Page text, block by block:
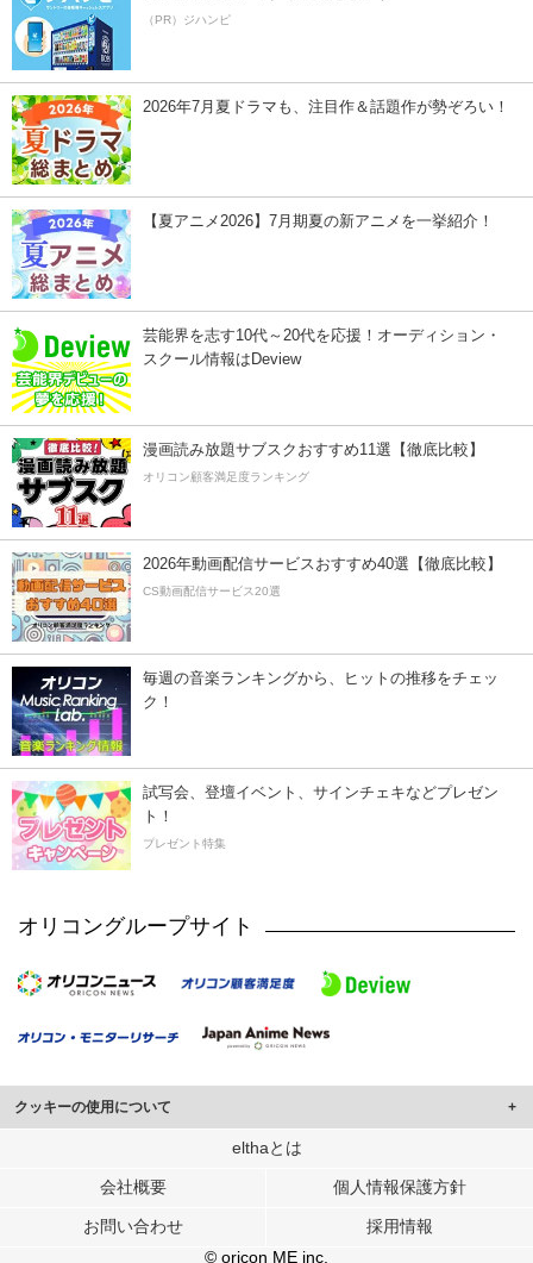
（PR）ジハンピ
2026年7月夏ドラマも、注目作＆話題作が勢ぞろい！
【夏アニメ2026】7月期夏の新アニメを一挙紹介！
芸能界を志す10代～20代を応援！オーディション・
スクール情報はDeview
漫画読み放題サブスクおすすめ11選【徹底比較】
オリコン顧客満足度ランキング
2026年動画配信サービスおすすめ40選【徹底比較】
CS動画配信サービス20選
毎週の音楽ランキングから、ヒットの推移をチェッ
ク！
試写会、登壇イベント、サインチェキなどプレゼン
ト！
プレゼント特集
オリコングループサイト
クッキーの使用について
このサイトでは Cookie を使用して、ユーザーに合わせたコンテンツや広告の
行っています。
メディアや広告配信、データ解析の各パートナーに提供しています。
各パートナーは、この情報とユーザーが各パートナーに提供した他の情報や、
elthaとは
会社概要 個人情報保護方針
お問い合わせ
採用情報
© oricon ME inc.